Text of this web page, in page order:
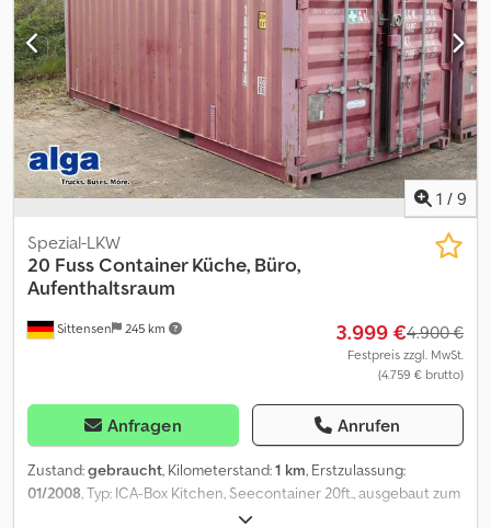
Objekt ein Finanzierungs- oder Leasingangebot. Bitte sprechen
Sie uns an!
1 / 9
Sittensen 245 km
Spezial-LKW
20 Fuss Container Küche, Büro,
Aufenthaltsraum
3.999 €4.900 €
Festpreis zzgl. MwSt.
(4.759 € brutto)
Anfragen Anrufen
Zustand:gebraucht, Kilometerstand:1 km, Erstzulassung:
01/2008, Typ: ICA-Box Kitchen, Seecontainer 20ft., ausgebaut zum
Büro/Aufenthaltsraum, Wände, Decke verkleidet und isoliert,